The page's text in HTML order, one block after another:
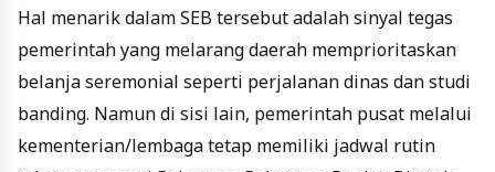
Hal menarik dalam SEB tersebut adalah sinyal tegas
pemerintah yang melarang daerah memprioritaskan
belanja seremonial seperti perjalanan dinas dan studi
banding. Namun di sisi lain, pemerintah pusat melalui
kementerian/lembaga tetap memiliki jadwal rutin